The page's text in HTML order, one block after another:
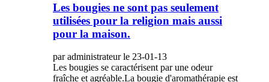
Les bougies ne sont pas seulement
utilisées pour la religion mais aussi
pour la maison.
par administrateur le 23-01-13
Les bougies se caractérisent par une odeur
fraîche et agréable.La bougie d'aromathérapie est